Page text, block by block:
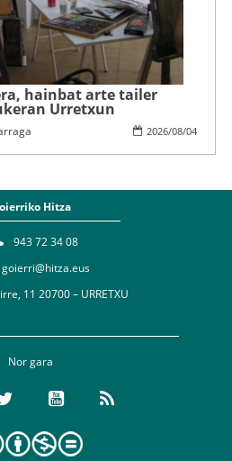
hainbat arte tailer
Urretxun
2026/08/04
Hitza
943 72 34 08
goierri@hitza.eus
11 20700 – URRETXU
Nor gara